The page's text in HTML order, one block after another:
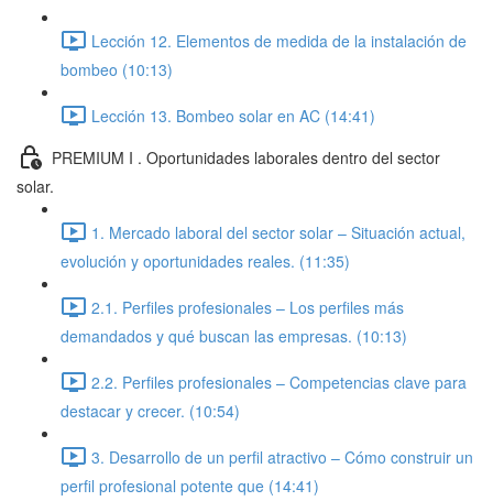
Lección 12. Elementos de medida de la instalación de
bombeo (10:13)
Lección 13. Bombeo solar en AC (14:41)
PREMIUM I . Oportunidades laborales dentro del sector
solar.
1. Mercado laboral del sector solar – Situación actual,
evolución y oportunidades reales. (11:35)
2.1. Perfiles profesionales – Los perfiles más
demandados y qué buscan las empresas. (10:13)
2.2. Perfiles profesionales – Competencias clave para
destacar y crecer. (10:54)
3. Desarrollo de un perfil atractivo – Cómo construir un
perfil profesional potente que (14:41)